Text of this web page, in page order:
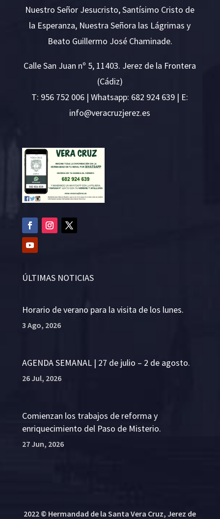
Nuestro Señor Jesucristo, Santísimo Cristo de
la Esperanza, Nuestra Señora las Lágrimas y
Beato Guillermo José Chaminade.
Calle San Juan nº 5, 11403. Jerez de la Frontera
(Cádiz)
T: 956 752 006 | Whatsapp: 682 924 639 | E:
se.ze
rejzu
rcare
v@ofn
i
ÚLTIMAS NOTICIAS
Horario de verano para la visita de los lunes.
3 Ago, 2026
AGENDA SEMANAL | 27 de julio – 2 de agosto.
26 Jul, 2026
Comienzan los trabajos de reforma y
enriquecimiento del Paso de Misterio.
27 Jun, 2026
2022 © Hermandad de la Santa Vera Cruz, Jerez de